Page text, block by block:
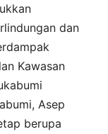
dan
Kawasan
Asep
berupa